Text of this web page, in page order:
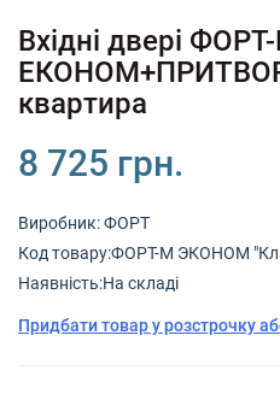
Вхідні двері
ЕКОНОМ+ПРИТВОР
квартира
8 725 грн.
Виробник:ФОРТ
Код товару:ФОРТ-М ЭКОНОМ
Наявність:На складі
Придбати товар у розстрочку